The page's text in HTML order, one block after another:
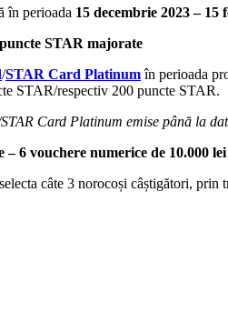
în perioada 15 decembrie 2023 – 15
STAR majorate
/STAR Card Platinumîn perioada
STAR/respectiv 200 puncte STAR.
Card Platinum emise până la
– 6 vouchere numerice de 10.000
câte 3 norocoși câștigători,